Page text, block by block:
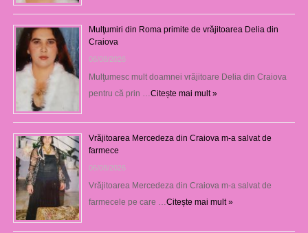
Mulţumiri din Roma primite de vrăjitoarea Delia din
Craiova
06/08/2026
Mulţumesc mult doamnei vrăjitoare Delia din Craiova
pentru că prin … Citește mai mult »
Vrăjitoarea Mercedeza din Craiova m-a salvat de
farmece
06/08/2026
Vrăjitoarea Mercedeza din Craiova m-a salvat de
farmecele pe care … Citește mai mult »